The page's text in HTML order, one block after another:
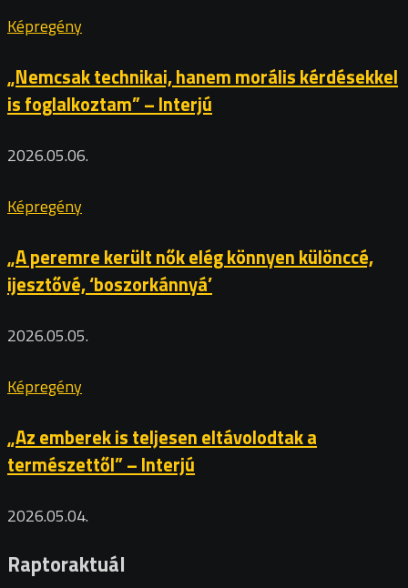
Képregény
„Nemcsak technikai, hanem morális kérdésekkel
is foglalkoztam” – Interjú
2026.05.06.
Képregény
„A peremre került nők elég könnyen különccé,
ijesztővé, ‘boszorkánnyá’
2026.05.05.
Képregény
„Az emberek is teljesen eltávolodtak a
természettől” – Interjú
2026.05.04.
Raptoraktuál